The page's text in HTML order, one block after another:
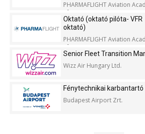
PHARMAFLIGHT Aviation
Kft.
Oktató (oktató pilóta- VFR
oktató)
PHARMAFLIGHT Aviation
Kft.
Senior Fleet Transition
Wizz Air Hungary Ltd.
Fénytechnikai karbantartó
Budapest Airport Zrt.